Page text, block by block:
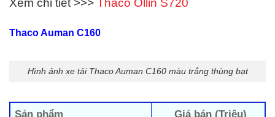
Xem chi tiết >>> Thaco Ollin S720
Thaco Auman C160
Hình ảnh xe tải Thaco Auman C160 màu trắng thùng bạt
Sản phẩm
Giá bán (Triệu)